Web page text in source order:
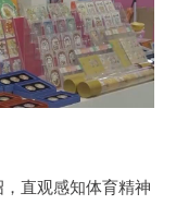
直观感知体育精神